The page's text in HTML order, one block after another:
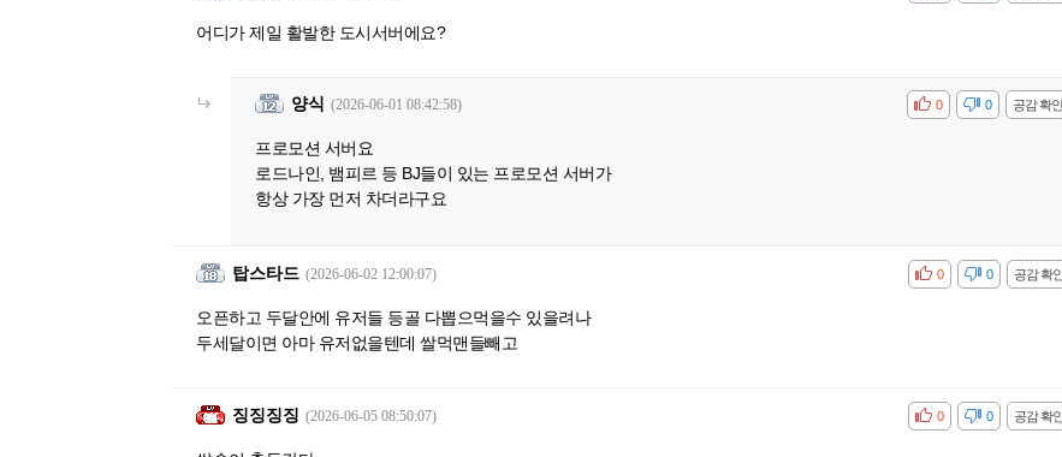
어디가 제일 활발한 도시서버에요?
양식 (2026-06-01 08:42:58) 공감 확인
비공감 0
0
프로모션 서버요
로드나인, 뱀피르 등 BJ들이 있는 프로모션 서버가
항상 가장 먼저 차더라구요
탑스타드 (2026-06-02 12:00:07) 공감 확인
비공감 0
0
오픈하고 두달안에 유저들 등골 다뽑으먹을수 있을려나
두세달이면 아마 유저없을텐데 쌀먹맨들빼고
징징징징 (2026-06-05 08:50:07) 공감 확인
비공감 0
0